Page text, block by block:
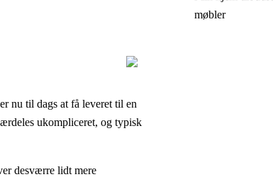
nu til dags at få leveret til en
ukompliceret, og typisk
desværre lidt mere
møbler